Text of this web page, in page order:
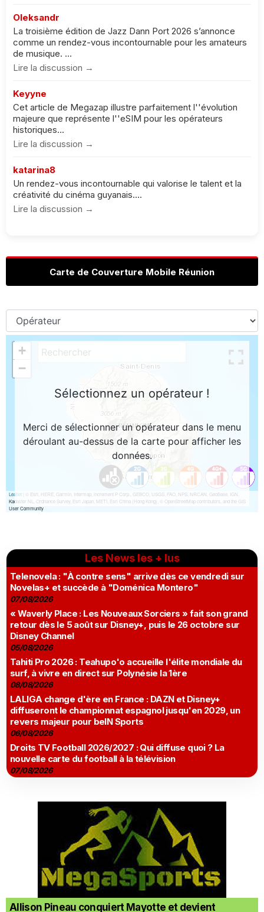
Oleksandr
La troisième édition de Jazz Dann Port 2026 s’annonce
comme un rendez-vous incontournable pour les amateurs
de musique. ...
Lire la discussion →
Keyyne
Cet article de Megazap illustre parfaitement l''évolution
majeure que représente l''eSIM pour les opérateurs
historiques...
Lire la discussion →
katarina8
Un rendez-vous incontournable qui valorise le talent et la
créativité du cinéma guyanais....
Lire la discussion →
Carte de Couverture Mobile Réunion
Les News les + lus
Telenovela : "À contre sens" arrive dès ce vendredi sur
Novelas+ et succède à "Doménica Montero"
07/08/2026
« Waverly Place : Les Nouveaux Sorciers » fait son grand
retour dès le 5 août sur Disney+, puis le 26 octobre sur
Disney Channel
05/08/2026
Tahiti Pro 2026 : Teahupo'o accueille l'élite mondiale du
surf, à vivre en direct sur Polynésie la 1ère
08/08/2026
LALIGA change d'ère en France : DAZN et Disney+
diffuseront le championnat espagnol jusqu'en 2029, un
revers majeur pour beIN Sports
06/08/2026
Droits TV Football 2026/2027 : Qui diffuse quoi ? La
nouvelle carte du football à la télévision
07/08/2026
Allison Pineau conquiert Mayotte et devient